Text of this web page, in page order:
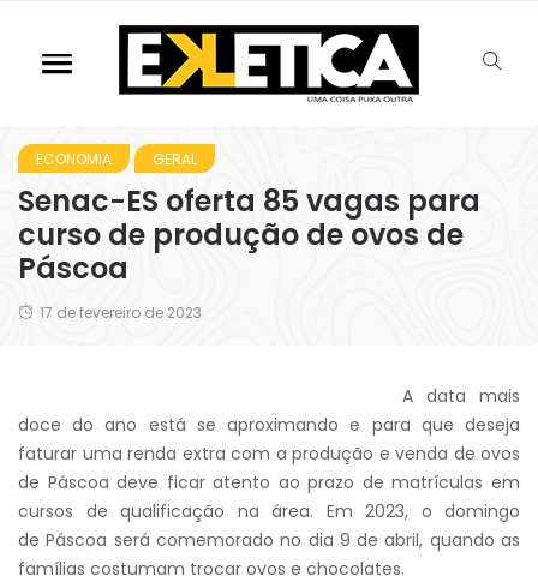
ECONOMIA GERAL
Senac-ES oferta 85 vagas para
curso de produção de ovos de
Páscoa
17 de fevereiro de 2023
A data mais
doce do ano está se aproximando e para que deseja
faturar uma renda extra com a produção e venda de ovos
de Páscoa deve ficar atento ao prazo de matrículas em
cursos de qualificação na área. Em 2023, o domingo
de Páscoa será comemorado no dia 9 de abril, quando as
famílias costumam trocar ovos e chocolates.